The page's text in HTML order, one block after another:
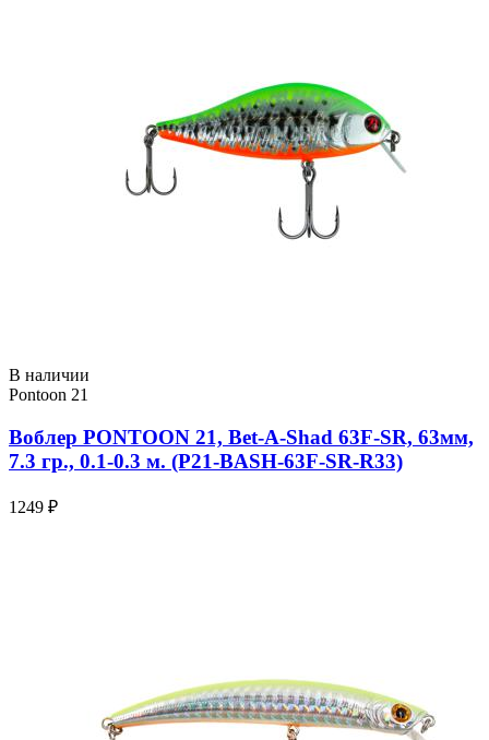
В наличии
Pontoon 21
Воблер PONTOON 21, Bet-A-Shad 63F-SR, 63мм,
7.3 гр., 0.1-0.3 м. (P21-BASH-63F-SR-R33)
1249 ₽